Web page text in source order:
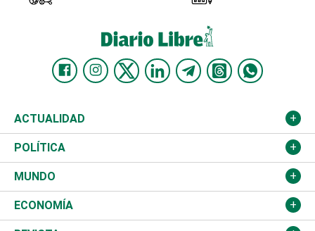
ACTUALIDAD
Nacional
Ciudad
Educación
POLÍTICA
Partidos
JCE
MUNDO
Estados Unidos
ECONOMÍA